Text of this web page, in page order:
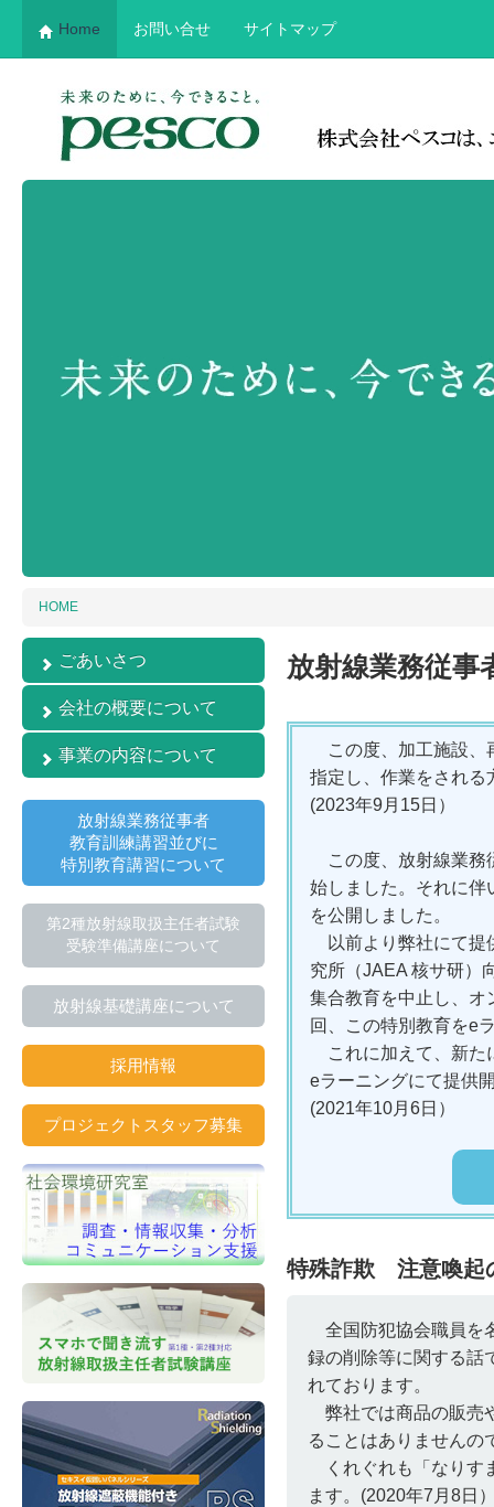
Home お問い合せ サイトマップ
HOME
ごあいさつ
ごあいさつ
会社の概要について
会社概要
沿革
組織図
事業所所在地
事業の内容について
福島復興支援
エンジニアリング・コンサル
ティング事業
調査研究事業
人材育成・教育研修事業
コミュニケーション事業
放射線業務従事者
教育訓練講習並びに
特別教育講習について
第2種放射線取扱主任者試験
受験準備講座について
放射線基礎講座について
採用情報
プロジェクトスタッフ募集
放射線業務従事
この度、加工施設、
指定し、作業をされる
(2023年9月15日）
この度、放射線業務
始しました。それに伴
を公開しました。
以前より弊社にて提
究所（JAEA 核サ研）
集合教育を中止し、オ
回、この特別教育をe
これに加えて、新た
eラーニングにて提供
(2021年10月6日）
特殊詐欺 注意喚起
全国防犯協会職員を
録の削除等に関する話
れております。
弊社では商品の販売
ることはありませんの
くれぐれも「なりす
ます。(2020年7月8日